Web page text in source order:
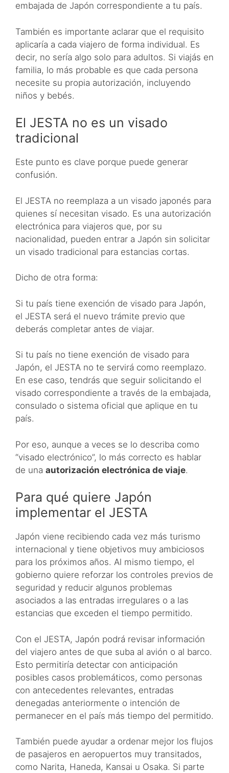
embajada de Japón correspondiente a tu país.
También es importante aclarar que el requisito
aplicaría a cada viajero de forma individual. Es
decir, no sería algo solo para adultos. Si viajás en
familia, lo más probable es que cada persona
necesite su propia autorización, incluyendo
niños y bebés.
El JESTA no es un visado
tradicional
Este punto es clave porque puede generar
confusión.
El JESTA no reemplaza a un visado japonés para
quienes sí necesitan visado. Es una autorización
electrónica para viajeros que, por su
nacionalidad, pueden entrar a Japón sin solicitar
un visado tradicional para estancias cortas.
Dicho de otra forma:
Si tu país tiene exención de visado para Japón,
el JESTA será el nuevo trámite previo que
deberás completar antes de viajar.
Si tu país no tiene exención de visado para
Japón, el JESTA no te servirá como reemplazo.
En ese caso, tendrás que seguir solicitando el
visado correspondiente a través de la embajada,
consulado o sistema oficial que aplique en tu
país.
Por eso, aunque a veces se lo describa como
“visado electrónico”, lo más correcto es hablar
de una autorización electrónica de viaje.
Para qué quiere Japón
implementar el JESTA
Japón viene recibiendo cada vez más turismo
internacional y tiene objetivos muy ambiciosos
para los próximos años. Al mismo tiempo, el
gobierno quiere reforzar los controles previos de
seguridad y reducir algunos problemas
asociados a las entradas irregulares o a las
estancias que exceden el tiempo permitido.
Con el JESTA, Japón podrá revisar información
del viajero antes de que suba al avión o al barco.
Esto permitiría detectar con anticipación
posibles casos problemáticos, como personas
con antecedentes relevantes, entradas
denegadas anteriormente o intención de
permanecer en el país más tiempo del permitido.
También puede ayudar a ordenar mejor los flujos
de pasajeros en aeropuertos muy transitados,
como Narita, Haneda, Kansai u Osaka. Si parte